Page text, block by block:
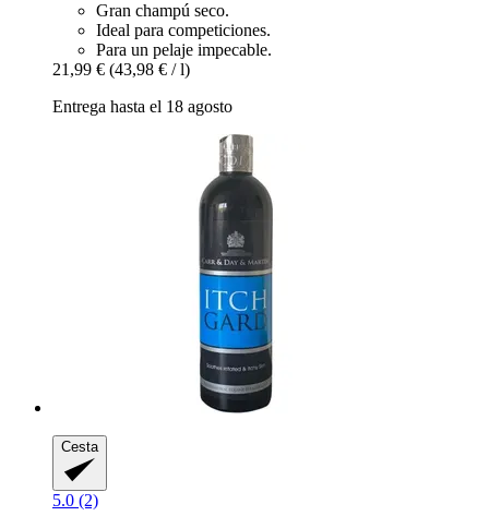
Gran champú seco.
Ideal para competiciones.
Para un pelaje impecable.
21,99 € (43,98 € / l)
Entrega hasta el 18 agosto
Cesta
5.0 (2)